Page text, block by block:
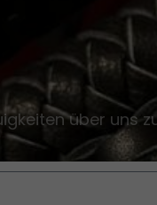
über uns